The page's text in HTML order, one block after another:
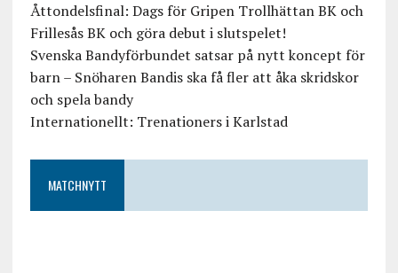
Åttondelsfinal: Dags för Gripen Trollhättan BK och
Frillesås BK och göra debut i slutspelet!
Svenska Bandyförbundet satsar på nytt koncept för
barn – Snöharen Bandis ska få fler att åka skridskor
och spela bandy
Internationellt: Trenationers i Karlstad
MATCHNYTT